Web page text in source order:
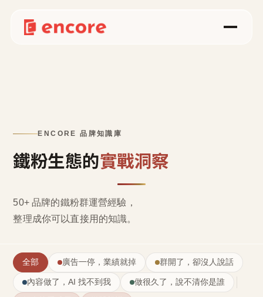
ENCORE 品牌知識庫
鐵粉生態的實戰洞察
50+ 品牌的鐵粉群運營經驗，
整理成你可以直接用的知識。
全部 廣告一停，業績就掉 群開了，卻沒人說話
內容做了，AI 找不到我 做很久了，說不清你是誰